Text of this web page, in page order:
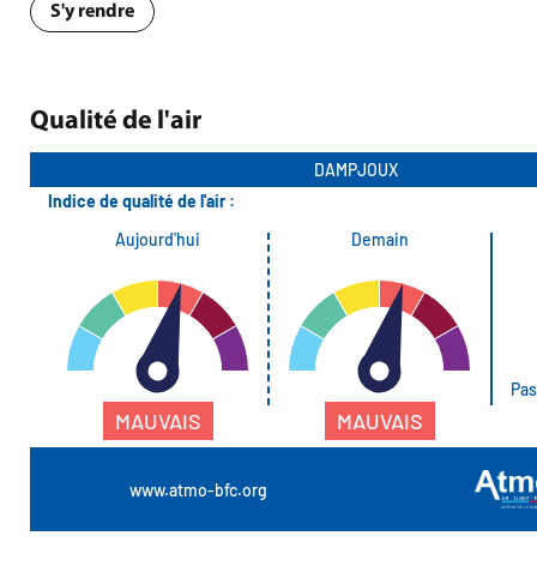
S'y rendre
Qualité de l'air